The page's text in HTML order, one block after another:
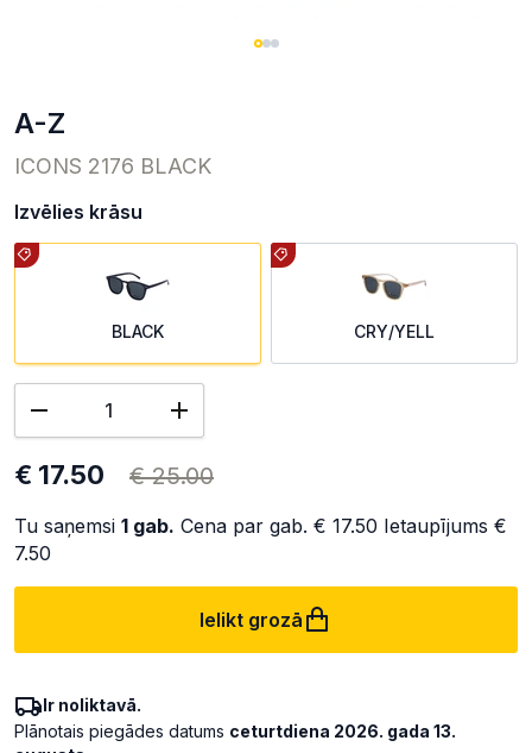
A-Z
ICONS 2176 BLACK
Izvēlies krāsu
BLACK CRY/YELL
€ 17.50 € 25.00
Tu saņemsi 1 gab. Cena par gab. € 17.50 Ietaupījums €
7.50
Ielikt grozā
Ir noliktavā.
Plānotais piegādes datums ceturtdiena 2026. gada 13.